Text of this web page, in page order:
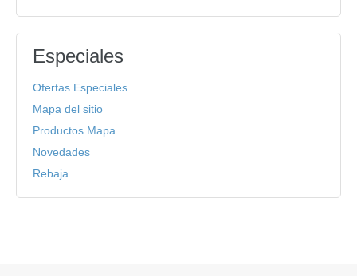
Especiales
Ofertas Especiales
Mapa del sitio
Productos Mapa
Novedades
Rebaja